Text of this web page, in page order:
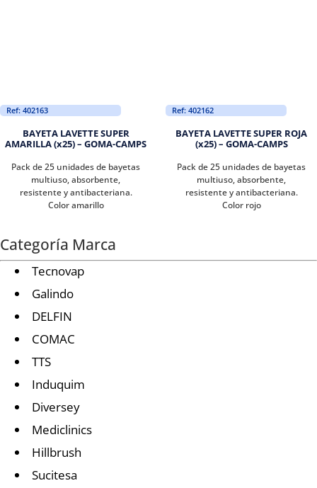
Ref: 402163
BAYETA LAVETTE SUPER
AMARILLA (x25) – GOMA-CAMPS
Pack de 25 unidades de bayetas
multiuso, absorbente,
resistente y antibacteriana.
Color amarillo
Ref: 402162
BAYETA LAVETTE SUPER ROJA
(x25) – GOMA-CAMPS
Pack de 25 unidades de bayetas
multiuso, absorbente,
resistente y antibacteriana.
Color rojo
Categoría Marca
Tecnovap
Galindo
DELFIN
COMAC
TTS
Induquim
Diversey
Mediclinics
Hillbrush
Sucitesa